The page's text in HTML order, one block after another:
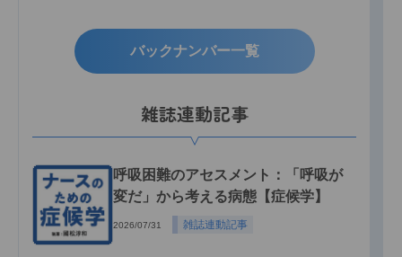
バックナンバー一覧
雑誌連動記事
呼吸困難のアセスメント：「呼吸が
変だ」から考える病態【症候学】
2026/07/31 雑誌連動記事